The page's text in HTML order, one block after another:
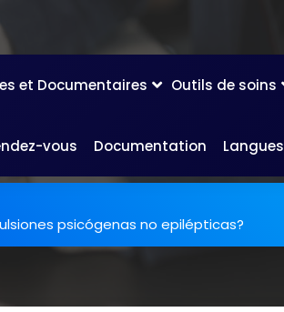
et Documentaires Outils de soins
vous Documentation Langues
psicógenas no epilépticas?